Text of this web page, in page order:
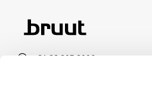
+31 23 205 2006